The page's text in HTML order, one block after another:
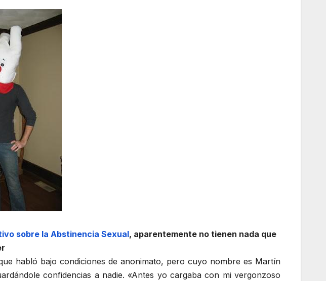
sobre la Abstinencia Sexual, aparentemente no tienen nada que
habló bajo condiciones de anonimato, pero cuyo nombre es Martín
confidencias a nadie. «Antes yo cargaba con mi vergonzoso